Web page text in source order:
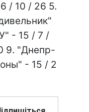
/ 10 / 26 5.
- 15 / 7 /
9. "Днепр-
- 15 / 2